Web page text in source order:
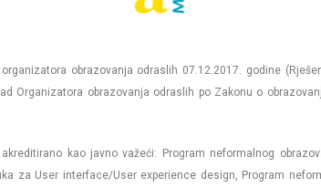
obrazovanja odraslih 07.12.2017. godine
Organizatora obrazovanja odraslih po Zakonu o
kao javno važeći: Program neformalnog
za User interface/User experience design, Program